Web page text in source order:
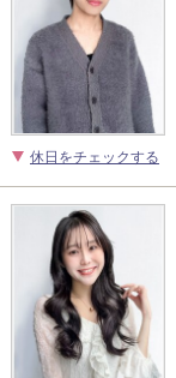
休日をチェックする